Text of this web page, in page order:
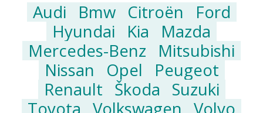
Audi Bmw Citroën
Ford
Hyundai
Kia
Mazda
Mercedes-Benz
Mitsubishi
Nissan
Opel
Peugeot
Renault Škoda
Suzuki
Toyota Volkswagen Volvo